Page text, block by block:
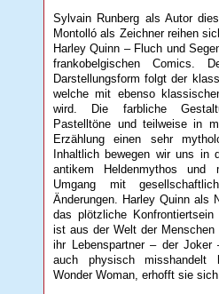
Sylvain Runberg als Autor
Montolló als Zeichner reihen
Harley Quinn – Fluch und
frankobelgischen Comics.
Darstellungsform folgt der
welche mit ebenso
wird. Die farbliche
Pastelltöne und teilweise in
Erzählung einen sehr
Inhaltlich bewegen wir uns in
antikem Heldenmythos und
Umgang mit
Änderungen. Harley Quinn als
das plötzliche
ist aus der Welt der
ihr Lebenspartner – der
auch physisch
Wonder Woman, erhofft sie